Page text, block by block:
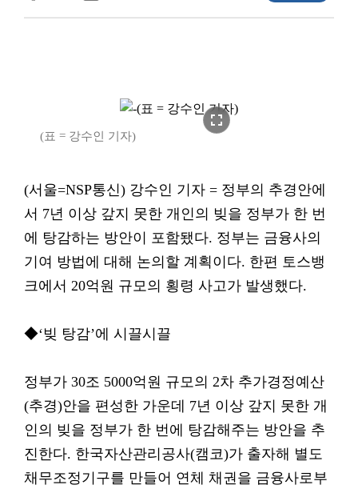
fullscreen
(표 = 강수인 기자)
(서울=NSP통신) 강수인 기자 = 정부의 추경안에
서 7년 이상 갚지 못한 개인의 빚을 정부가 한 번
에 탕감하는 방안이 포함됐다. 정부는 금융사의
기여 방법에 대해 논의할 계획이다. 한편 토스뱅
크에서 20억원 규모의 횡령 사고가 발생했다.
◆‘빚 탕감’에 시끌시끌
정부가 30조 5000억원 규모의 2차 추가경정예산
(추경)안을 편성한 가운데 7년 이상 갚지 못한 개
인의 빚을 정부가 한 번에 탕감해주는 방안을 추
진한다. 한국자산관리공사(캠코)가 출자해 별도
채무조정기구를 만들어 연체 채권을 금융사로부